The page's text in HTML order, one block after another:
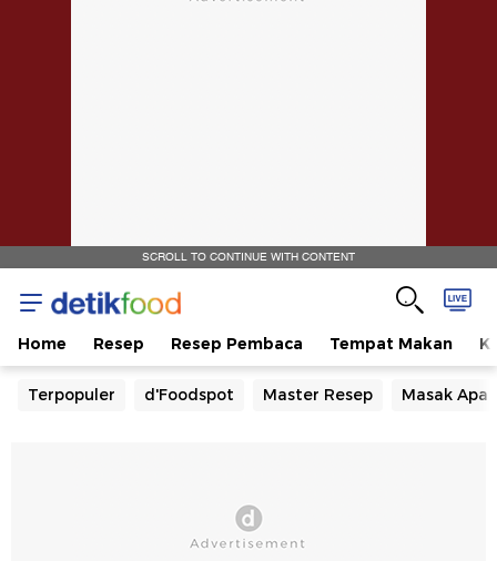
SCROLL TO CONTINUE WITH CONTENT
Home Resep Resep Pembaca Tempat Makan
Terpopuler d'Foodspot Master Resep Masak Apa